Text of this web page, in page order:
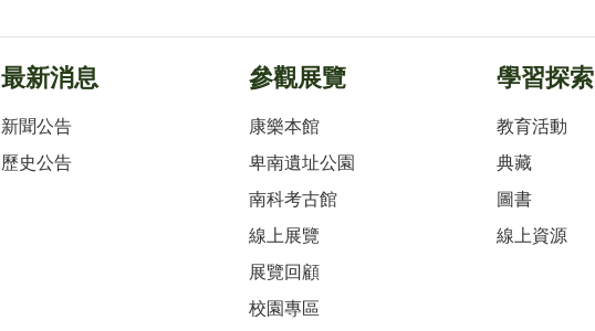
最新消息
新聞公告
歷史公告
參觀展覽
康樂本館
卑南遺址公園
南科考古館
線上展覽
展覽回顧
校園專區
學習探索
教育活動
典藏
圖書
線上資源